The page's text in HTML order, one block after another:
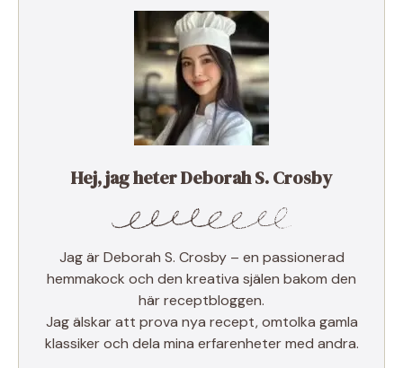
Hej, jag heter Deborah S. Crosby
Jag är Deborah S. Crosby – en passionerad
hemmakock och den kreativa själen bakom den
här receptbloggen.
Jag älskar att prova nya recept, omtolka gamla
klassiker och dela mina erfarenheter med andra.